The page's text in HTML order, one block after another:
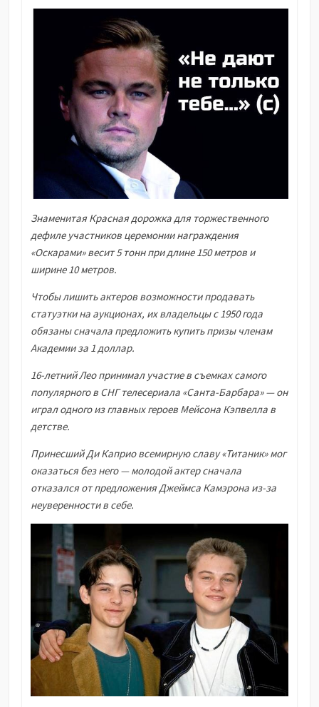
Знаменитая Красная дорожка для торжественного
дефиле участников церемонии награждения
«Оскарами» весит 5 тонн при длине 150 метров и
ширине 10 метров.
Чтобы лишить актеров возможности продавать
статуэтки на аукционах, их владельцы с 1950 года
обязаны сначала предложить купить призы членам
Академии за 1 доллар.
16-летний Лео принимал участие в съемках самого
популярного в СНГ телесериала «Санта-Барбара» — он
играл одного из главных героев Мейсона Кэпвелла в
детстве.
Принесший Ди Каприо всемирную славу «Титаник» мог
оказаться без него — молодой актер сначала
отказался от предложения Джеймса Камэрона из-за
неуверенности в себе.